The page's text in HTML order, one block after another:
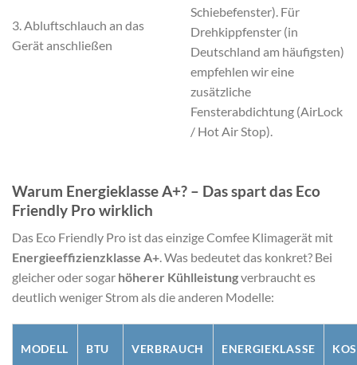
3. Abluftschlauch an das
Gerät anschließen
Schiebefenster). Für
Drehkippfenster (in
Deutschland am häufigsten)
empfehlen wir eine
zusätzliche
Fensterabdichtung (AirLock
/ Hot Air Stop).
Warum Energieklasse A+? – Das spart das Eco
Friendly Pro wirklich
Das Eco Friendly Pro ist das einzige Comfee Klimagerät mit
Energieeffizienzklasse A+. Was bedeutet das konkret? Bei
gleicher oder sogar höherer Kühlleistungverbraucht es
deutlich weniger Strom als die anderen Modelle:
MODELL BTU VERBRAUCH ENERGIEKLASSE